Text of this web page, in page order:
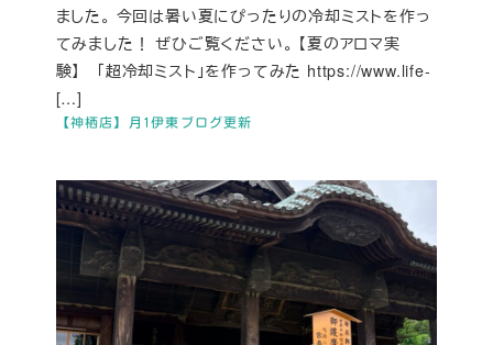
【神栖店】月1伊東ブログ更新
ました。 今回は暑い夏にぴったりの冷却ミストを作っ
てみました！ ぜひご覧ください。 【夏のアロマ実
験】 「超冷却ミスト」を作ってみた https://www.life-
[…]